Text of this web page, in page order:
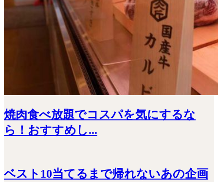
焼肉食べ放題でコスパを気にするな
ら！おすすめし...
ベスト10当てるまで帰れないあの企画